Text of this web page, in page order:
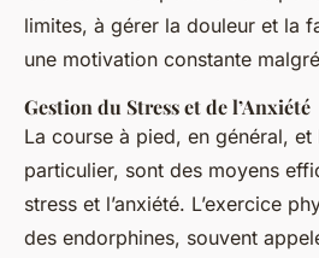
limites, à gérer la douleur et la
une motivation constante
Gestion du Stress et de l’Anxiété
La course à pied, en général, et
particulier, sont des moyens
stress et l’anxiété. L’exercice
des endorphines, souvent